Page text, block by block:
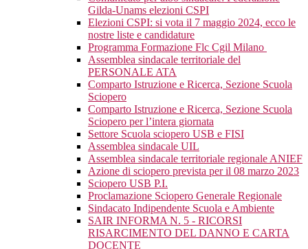
Gilda-Unams elezioni CSPI
Elezioni CSPI: si vota il 7 maggio 2024, ecco le
nostre liste e candidature
Programma Formazione Flc Cgil Milano
Assemblea sindacale territoriale del
PERSONALE ATA
Comparto Istruzione e Ricerca, Sezione Scuola
Sciopero
Comparto Istruzione e Ricerca, Sezione Scuola
Sciopero per l’intera giornata
Settore Scuola sciopero USB e FISI
Assemblea sindacale UIL
Assemblea sindacale territoriale regionale ANIEF
Azione di sciopero prevista per il 08 marzo 2023
Sciopero USB P.I.
Proclamazione Sciopero Generale Regionale
Sindacato Indipendente Scuola e Ambiente
SAIR INFORMA N. 5 - RICORSI
RISARCIMENTO DEL DANNO E CARTA
DOCENTE